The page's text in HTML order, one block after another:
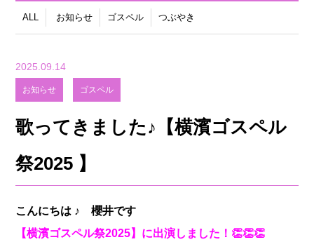
ALL お知らせ ゴスペル つぶやき
2025.09.14
お知らせ ゴスペル
歌ってきました♪【横濱ゴスペル
祭2025 】
こんにちは ♪ 櫻井です
【横濱ゴスペル祭2025】に出演しました！👏👏👏